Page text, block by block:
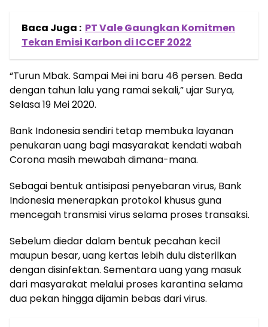
Baca Juga : PT Vale Gaungkan Komitmen
Tekan Emisi Karbon di ICCEF 2022
“Turun Mbak. Sampai Mei ini baru 46 persen. Beda
dengan tahun lalu yang ramai sekali,” ujar Surya,
Selasa 19 Mei 2020.
Bank Indonesia sendiri tetap membuka layanan
penukaran uang bagi masyarakat kendati wabah
Corona masih mewabah dimana-mana.
Sebagai bentuk antisipasi penyebaran virus, Bank
Indonesia menerapkan protokol khusus guna
mencegah transmisi virus selama proses transaksi.
Sebelum diedar dalam bentuk pecahan kecil
maupun besar, uang kertas lebih dulu disterilkan
dengan disinfektan. Sementara uang yang masuk
dari masyarakat melalui proses karantina selama
dua pekan hingga dijamin bebas dari virus.